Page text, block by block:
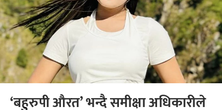
‘बहुरुपी औरत’ भन्दै समीक्षा अधिकारीले